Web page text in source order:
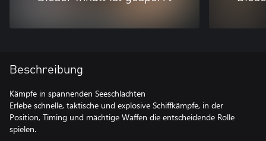
Beschreibung
Kämpfe in spannenden Seeschlachten
Erlebe schnelle, taktische und explosive Schiffkämpfe, in der
Position, Timing und mächtige Waffen die entscheidende Rolle
spielen.